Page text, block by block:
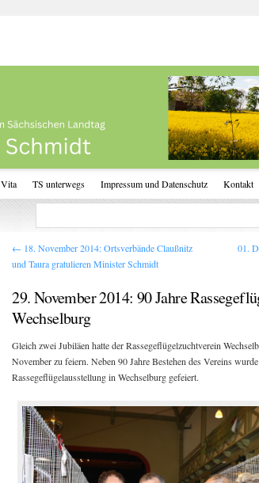
Vita TS unterwegs Impressum und Datenschutz Kontakt
← 18. November 2014: Ortsverbände Claußnitz
und Taura gratulieren Minister Schmidt
01.
29. November 2014: 90 Jahre
Wechselburg
Gleich zwei Jubiläen hatte der Rassegeflügelzuchtverein
November zu feiern. Neben 90 Jahre Bestehen des Vereins
Rassegeflügelausstellung in Wechselburg gefeiert.